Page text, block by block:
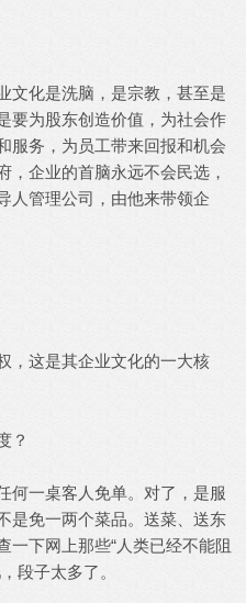
文化是洗脑，是宗教，甚至是
要为股东创造价值，为社会作
服务，为员工带来回报和机会
，企业的首脑永远不会民选，
人管理公司，由他来带领企
，这是其企业文化的一大核
？
何一桌客人免单。对了，是服
是免一两个菜品。送菜、送东
一下网上那些“人类已经不能阻
段子太多了。